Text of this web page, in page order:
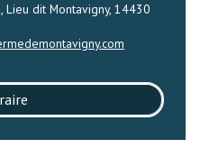
Lieu dit Montavigny, 14430